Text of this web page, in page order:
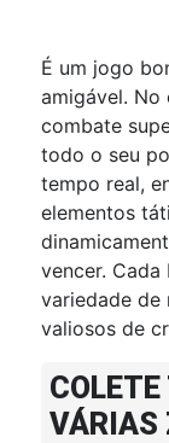
É um jogo
amigável. No
combate
todo o seu
tempo real,
elementos
vencer.
variedade de
valiosos de
VÁRIAS